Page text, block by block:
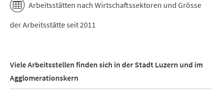
Arbeitsstätten nach Wirtschaftssektoren und Grösse
der Arbeitsstätte seit 2011
Viele Arbeitsstellen finden sich in der Stadt Luzern und im
Agglomerationskern